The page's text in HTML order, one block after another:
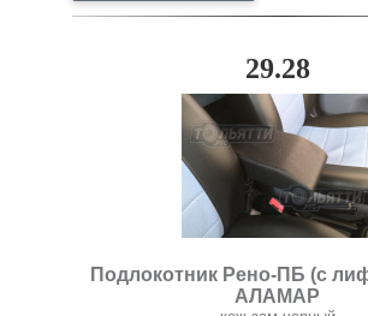
29.28
Подлокотник Рено-ПБ (с
АЛАМАР